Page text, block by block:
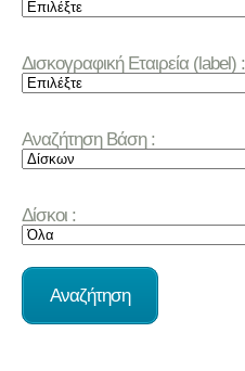
Δισκογραφική Εταιρεία (label) :
Αναζήτηση Βάση :
Δίσκοι :